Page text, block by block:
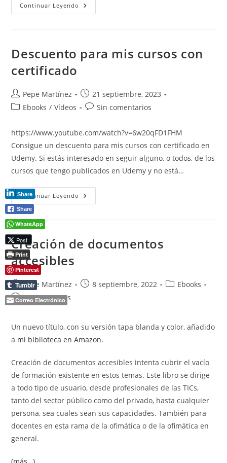
Continuar Leyendo Numeración
De
2a
2b.
Descuento para mis cursos con
certificado
Autor
de
Pepe Martínez
Publicación
de
21 septiembre, 2023
Categoría
la
entrada:
Ebooks / Vídeos
Comentarios
entrada:
Sin comentarios
https://www.youtube.com/watch?v=6w20qFD1FHM
Consigue un descuento para mis cursos con certificado en
Udemy. Si estás interesado en seguir alguno, o todos, de los
cursos que tengo publicados en Udemy y no está…
Continuar Leyendo Descuento
Para
Creación de documentos
accesibles
Autor
de
la
Pepe Martínez
Publicación
8 septiembre, 2022
Categoría
Ebooks
Comentarios
de
entrada:
2 comentarios
Un nuevo título, con su versión tapa blanda y color, añadido
a mi biblioteca en Amazon.
Creación de documentos accesibles intenta cubrir el vacío
de formación existente en estos temas. Este libro se dirige
a todo tipo de usuario, desde profesionales de las TICs,
tanto del sector público como del privado, hasta cualquier
persona, sea cuales sean sus capacidades. También para
docentes en esta rama de la ofimática o de la ofimática en
general.
Share
Share
WhatsApp
Post
Print
Pinterest
Tumblr
Correo Electrónico